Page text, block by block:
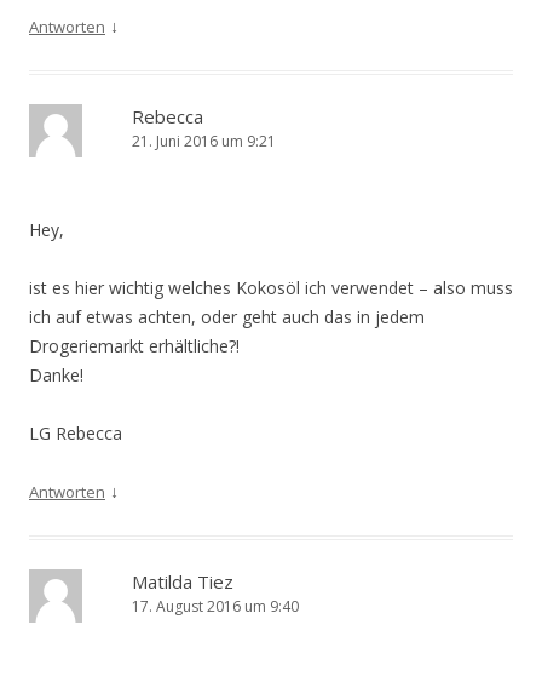
Antworten ↓
Rebecca
21. Juni 2016 um 9:21
Hey,
ist es hier wichtig welches Kokosöl ich verwendet – also muss
ich auf etwas achten, oder geht auch das in jedem
Drogeriemarkt erhältliche?!
Danke!
LG Rebecca
Antworten ↓
Matilda Tiez
17. August 2016 um 9:40